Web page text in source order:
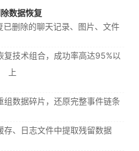
数据恢复
已删除的聊天记录、图片、文件
复技术组合，成功率高达95%以
上
组数据碎片，还原完整事件链条
存、日志文件中提取残留数据